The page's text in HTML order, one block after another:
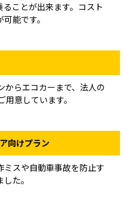
ことが出来ます。コスト
能です。
からエコカーまで、法人の
意しています。
向けプラン
スや自動車事故を防止す
た。